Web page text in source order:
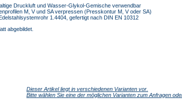
Druckluft und Wasser-Glykol-Gemische verwendbar
M, V und SA verpressen (Presskontur M, V oder SA)
1.4404, gefertigt nach DIN EN 10312
abgebildet.
Dieser Artikel liegt in verschiedenen Varianten vor.
Bitte wählen Sie eine der möglichen Varianten zum Anfragen